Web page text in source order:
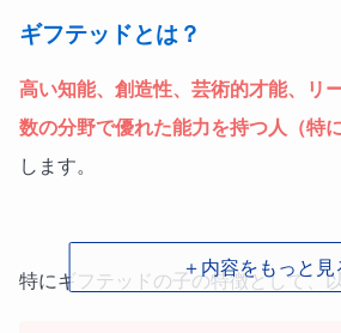
ギフテッドとは？
高い知能、創造性、芸術的才能、リ
数の分野で優れた能力を持つ人（特
します。
特にギフテッドの子の特徴として、
＋内容をもっと見